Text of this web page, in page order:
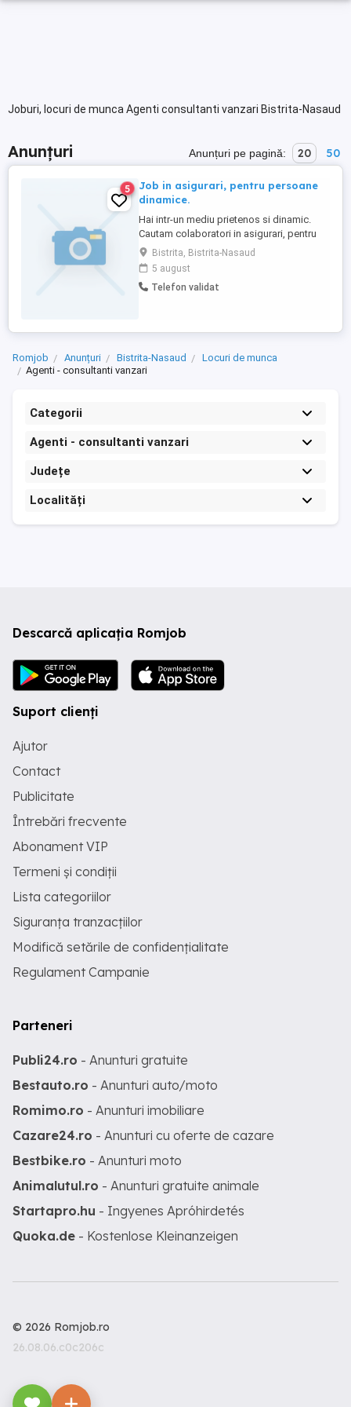
Joburi, locuri de munca Agenti consultanti vanzari Bistrita-Nasaud
Anunțuri Anunțuri pe pagină: 20 50
5
Job in asigurari, pentru persoane
dinamice.
Hai intr-un mediu prietenos si dinamic.
Cautam colaboratori in asigurari, pentru
colaborare in sistem part-time , full-time
cu posibilitate de angajare, pentru cei
performanti. Pregatire profesionala pentru
acreditare, suportata integral de societate.
Bistrita, Bistrita-Nasaud
5 august
Telefon validat
Romjob Anunțuri Bistrita-Nasaud
Locuri de munca
Agenti - consultanti vanzari
Categorii
Agenti - consultanti vanzari
Județe
Localități
Descarcă aplicația Romjob
Suport clienți
Ajutor
Contact
Publicitate
Întrebări frecvente
Abonament VIP
Termeni și condiții
Lista categoriilor
Siguranța tranzacțiilor
Modifică setările de confidențialitate
Regulament Campanie
Parteneri
Publi24.ro - Anunturi gratuite
Bestauto.ro - Anunturi auto/moto
Romimo.ro - Anunturi imobiliare
Cazare24.ro - Anunturi cu oferte de cazare
Bestbike.ro - Anunturi moto
Animalutul.ro - Anunturi gratuite animale
Startapro.hu - Ingyenes Apróhirdetés
Quoka.de - Kostenlose Kleinanzeigen
© 2026 Romjob.ro
26.08.06.c0c206c